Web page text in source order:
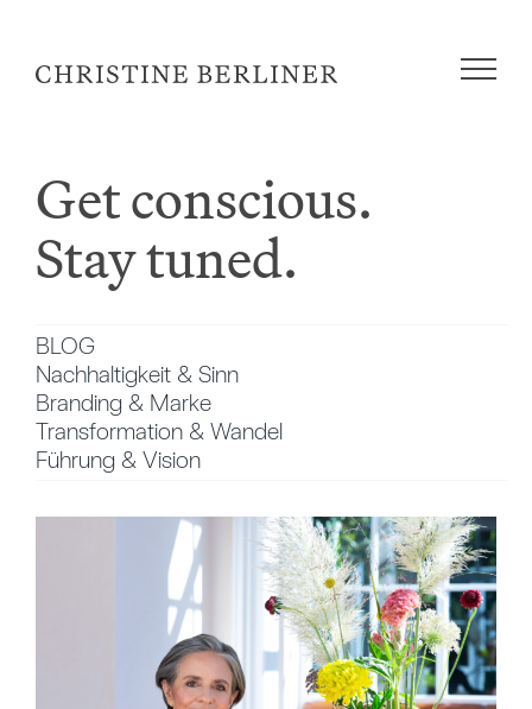
springen
Get conscious.
Stay tuned.
BLOG
Nachhaltigkeit & Sinn
Branding & Marke
Transformation & Wandel
Führung & Vision